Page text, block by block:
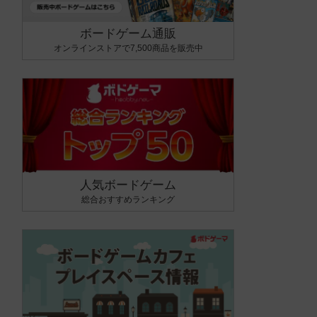
ボードゲーム通販
オンラインストアで7,500商品を販売中
人気ボードゲーム
総合おすすめランキング